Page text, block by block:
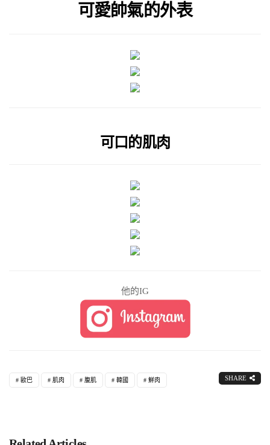
可愛帥氣的外表
可口的肌肉
他的IG
歐巴 肌肉 腹肌 韓國 鮮肉 SHARE